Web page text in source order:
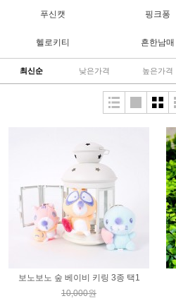
푸신캣 핑크퐁
헬로키티 흔한남매
최신순 낮은가격 높은가격
보노보노 숲 베이비 키링 3종 택1
10,000원